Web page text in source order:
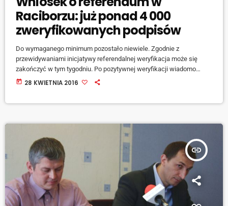
Raciborzu: już ponad 4 000
zweryfikowanych podpisów
Do wymaganego minimum pozostało niewiele. Zgodnie z
przewidywaniami inicjatywy referendalnej weryfikacja może się
zakończyć w tym tygodniu. Po pozytywnej weryfikacji wiadomo
będzie, że zostanie zorganizowane w Raciborzu referendum.
też mówili nam kiedy planują wyjazd […]
today 28 KWIETNIA 2016
insert_link